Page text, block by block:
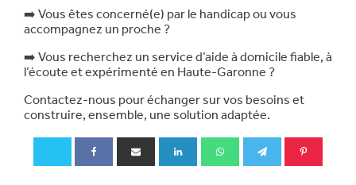
➡️ Vous êtes concerné(e) par le handicap ou vous
accompagnez un proche ?
➡️ Vous recherchez un service d’aide à domicile fiable, à
l’écoute et expérimenté en Haute-Garonne ?
Contactez-nous pour échanger sur vos besoins et
construire, ensemble, une solution adaptée.